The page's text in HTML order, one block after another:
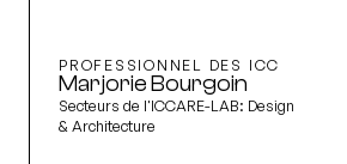
PROFESSIONNEL DES ICC
Marjorie Bourgoin
Secteurs de l'ICCARE-LAB: Design
& Architecture